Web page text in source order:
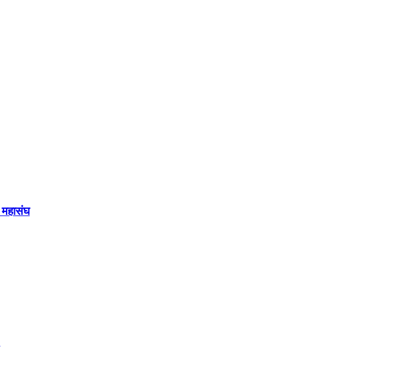
महासंघ